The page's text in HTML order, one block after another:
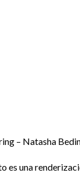
– Natasha
es una